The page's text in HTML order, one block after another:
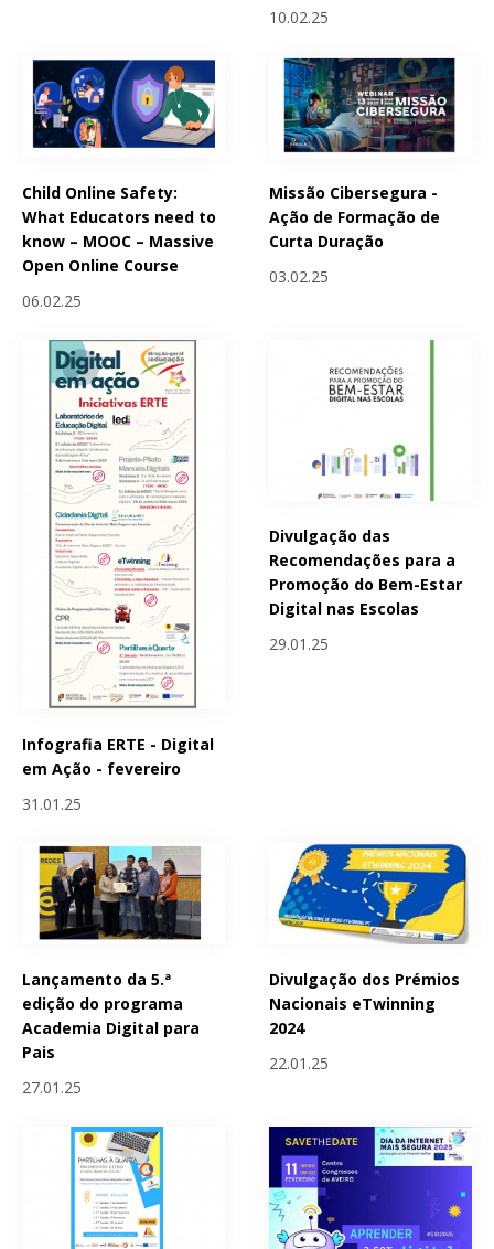
10.02.25
Child Online Safety:
What Educators need to
know – MOOC – Massive
Open Online Course
06.02.25
Missão Cibersegura -
Ação de Formação de
Curta Duração
03.02.25
Infografia ERTE - Digital
em Ação - fevereiro
31.01.25
Divulgação das
Recomendações para a
Promoção do Bem-Estar
Digital nas Escolas
29.01.25
Lançamento da 5.ª
edição do programa
Academia Digital para
Pais
27.01.25
Divulgação dos Prémios
Nacionais eTwinning
2024
22.01.25